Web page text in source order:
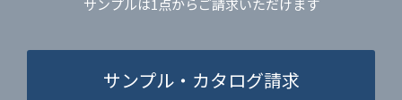
サンプル・カタログ請求